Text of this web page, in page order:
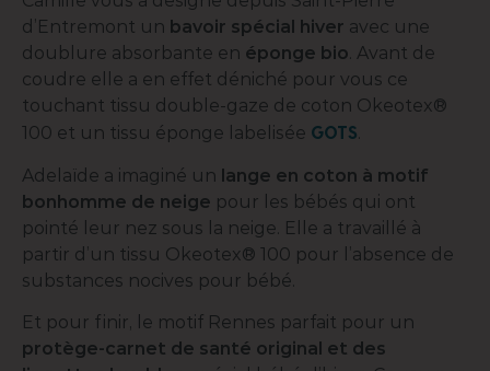
d’Entremont un bavoir spécial hiver avec une
doublure absorbante en éponge bio. Avant de
coudre elle a en effet déniché pour vous ce
touchant tissu double-gaze de coton Okeotex®
100 et un tissu éponge labelisée GOTS.
Adelaïde a imaginé un lange en coton à motif
bonhomme de neige pour les bébés qui ont
pointé leur nez sous la neige. Elle a travaillé à
partir d’un tissu Okeotex® 100 pour l’absence de
substances nocives pour bébé.
Et pour finir, le motif Rennes parfait pour un
protège-carnet de santé original et des